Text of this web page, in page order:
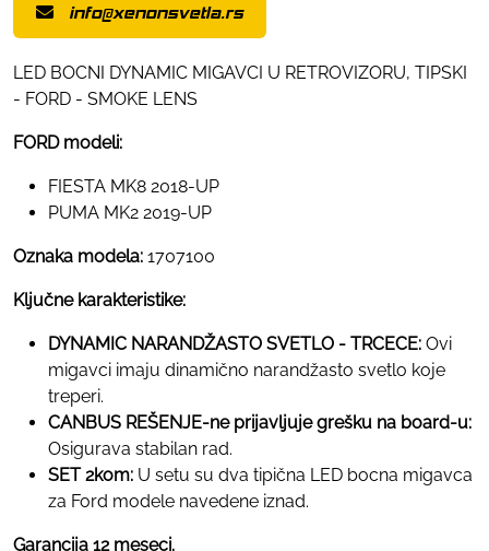
info@xenonsvetla.rs
LED BOCNI DYNAMIC MIGAVCI U RETROVIZORU, TIPSKI
- FORD - SMOKE LENS
FORD modeli:
FIESTA MK8 2018-UP
PUMA MK2 2019-UP
Oznaka modela: 1707100
Ključne karakteristike:
DYNAMIC NARANDŽASTO SVETLO - TRCECE: Ovi
migavci imaju dinamično narandžasto svetlo koje
treperi.
CANBUS REŠENJE-ne prijavljuje grešku na board-u:
Osigurava stabilan rad.
SET 2kom: U setu su dva tipična LED bocna migavca
za Ford modele navedene iznad.
Garancija 12 meseci.